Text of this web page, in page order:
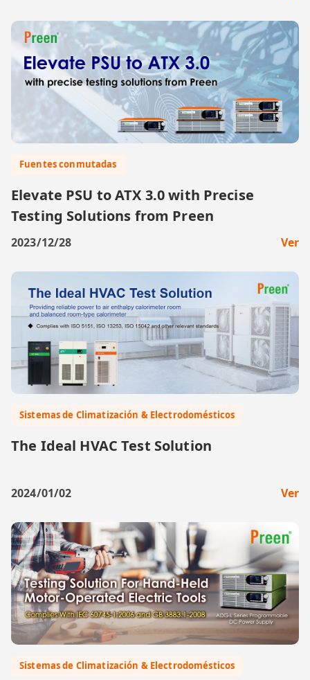
Fuentes conmutadas
Elevate PSU to ATX 3.0 with Precise
Testing Solutions from Preen
2023/12/28 Ver
Sistemas de Climatización & Electrodomésticos
The Ideal HVAC Test Solution
2024/01/02 Ver
Sistemas de Climatización & Electrodomésticos